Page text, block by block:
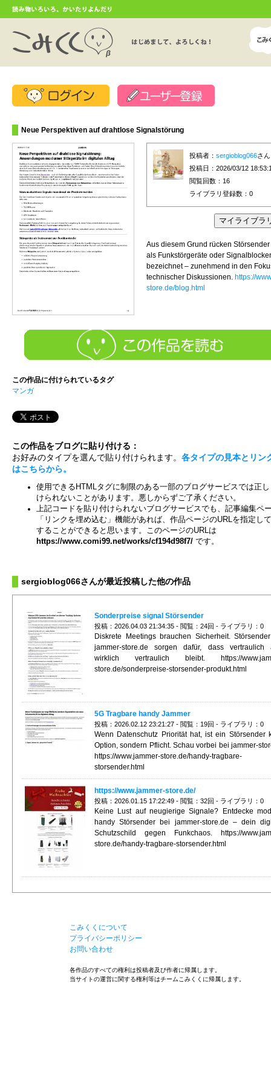
Neue Perspektiven auf drahtlose Signalstörung
投稿者： sergioblog066さん
投稿日：2026/03/12
閲覧回数：16
ライブラリ登録数： 0
Aus diesem Grund rücken
als Funkstörgeräte oder Signalblocker
bezeichnet – zunehmend in den
technischer Diskussionen. https://
store.de/blog.html
この作品に付けられているタグ
マンガ
この作品をブログに貼り付ける：
お好みのタイプを選んで貼り付けられます。 各タイプの見本とリン
はこちらから。
使用できるHTMLタグに制限のある一部のブログサービスでは正
けられないことがあります。悪しからずご了承ください。
上記コードを貼り付けられないブログサービスでも、記事編集ペ
「リンクを埋め込む」機能があれば、作品ページのURLを指定し
することができると思います。このページのURLは
https://www.comi99.net/works/cf194d98f7/ です。
sergioblog066さんが最近投稿した他の作品
Sonderpreise signal Störsender
投稿：2026.04.03 21:34:35 - 閲覧：24回 - ライブラリ：0
Diskrete Meetings brauchen Sicherheit.
jammer-store.de sorgen dafür, dass vertraulich
wirklich vertraulich bleibt. https://
store.de/sonderpreise-storsender-produkt.html
5G Tragbare handy Jammer
投稿：2026.02.12 23:21:27 - 閲覧：19回 - ライブラリ：0
Wenn Datenschutz Priorität hat, ist ein Störsender
Option, sondern Pflicht. Schau vorbei bei jammer-
https://www.jammer-store.de/handy-tragbare-
storsender.html
https://www.jammer-store.de/
投稿：2026.01.15 17:22:49 - 閲覧：32回 - ライブラリ：0
Keine Lust auf neugierige Signale? Entdecke
handy Störsender bei jammer-store.de – dein
Schutzschild gegen Funkchaos. https://
store.de/handy-tragbare-storsender.html
こみくくについて
プライバシーポリシー
お問い合わせ
各作品のすべての権利は投稿者及び作者に帰属します。
当サイトの運営に関する権利等はチームこみくくに帰属します。